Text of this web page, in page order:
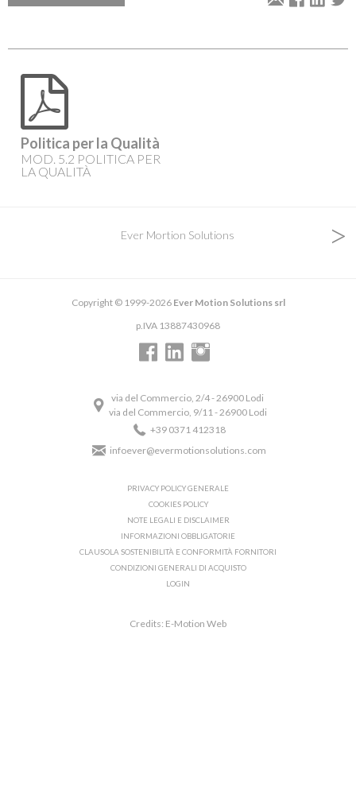
Politica per la Qualità
MOD. 5.2 POLITICA PER
LA QUALITÀ
Ever Mortion Solutions >
Copyright © 1999-2026 Ever Motion Solutions srl
p.IVA 13887430968
via del Commercio, 2/4 - 26900 Lodi
via del Commercio, 9/11 - 26900 Lodi
+39 0371 412318
infoever@evermotionsolutions.com
PRIVACY POLICY GENERALE
COOKIES POLICY
NOTE LEGALI E DISCLAIMER
INFORMAZIONI OBBLIGATORIE
CLAUSOLA SOSTENIBILITÀ E CONFORMITÀ FORNITORI
CONDIZIONI GENERALI DI ACQUISTO
LOGIN
Credits: E-Motion Web